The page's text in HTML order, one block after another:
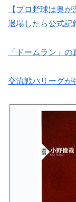
【プロ野球は奥
退場したら公式記
「ドームラン」の
交流戦パリーグが